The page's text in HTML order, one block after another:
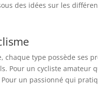
des idées sur les
chaque type possède
Pour un cycliste
un passionné qui